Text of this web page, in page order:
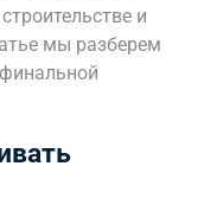
и
мы разберем